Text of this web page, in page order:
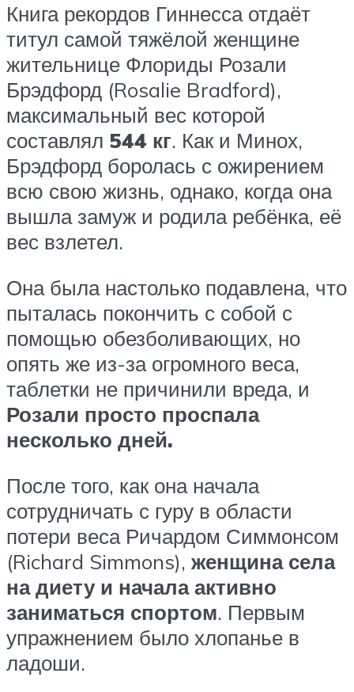
Книга рекордов Гиннесса отдаёт
титул самой тяжёлой женщине
жительнице Флориды Розали
Брэдфорд (Rosalie Bradford),
максимальный вес которой
составлял 544 кг. Как и Минох,
Брэдфорд боролась с ожирением
всю свою жизнь, однако, когда она
вышла замуж и родила ребёнка, её
вес взлетел.
Она была настолько подавлена, что
пыталась покончить с собой с
помощью обезболивающих, но
опять же из-за огромного веса,
таблетки не причинили вреда, и
Розали просто проспала
несколько дней.
После того, как она начала
сотрудничать с гуру в области
потери веса Ричардом Симмонсом
(Richard Simmons), женщина села
на диету и начала активно
заниматься спортом. Первым
упражнением было хлопанье в
ладоши.